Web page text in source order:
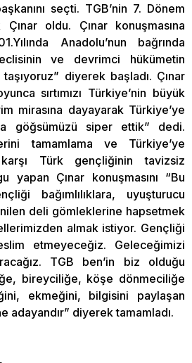
seçti. TGB’nin 7. Dönem
oldu. Çınar konuşmasına
Anadolu’nun bağrında
ve devrimci hükümetin
taşıyoruz” diyerek başladı. Çınar
sırtımızı Türkiye’nin büyük
mirasına dayayarak Türkiye’ye
göğsümüzü siper ettik” dedi.
tamamlama ve Türkiye’ye
Türk gençliğinin tavizsiz
yapan Çınar konuşmasını “Bu
bağımlılıklara, uyuşturucu
deli gömleklerine hapsetmek
almak istiyor. Gençliği
etmeyeceğiz. Geleceğimizi
TGB ben’in biz olduğu
bireyciliğe, köşe dönmeciliğe
ekmeğini, bilgisini paylaşan
adayandır” diyerek tamamladı.